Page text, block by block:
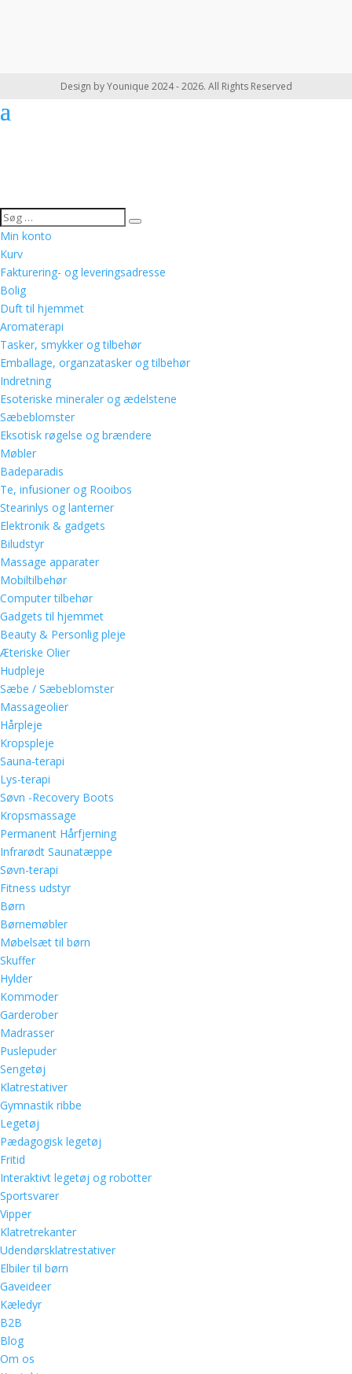
Design by Younique 2024 - 2026. All Rights Reserved
Min konto
Kurv
Fakturering- og leveringsadresse
Bolig
Duft til hjemmet
Aromaterapi
Tasker, smykker og tilbehør
Emballage, organzatasker og tilbehør
Indretning
Esoteriske mineraler og ædelstene
Sæbeblomster
Eksotisk røgelse og brændere
Møbler
Badeparadis
Te, infusioner og Rooibos
Stearinlys og lanterner
Elektronik & gadgets
Biludstyr
Massage apparater
Mobiltilbehør
Computer tilbehør
Gadgets til hjemmet
Beauty & Personlig pleje
Æteriske Olier
Hudpleje
Sæbe / Sæbeblomster
Massageolier
Hårpleje
Kropspleje
Sauna-terapi
Lys-terapi
Søvn -Recovery Boots
Kropsmassage
Permanent Hårfjerning
Infrarødt Saunatæppe
Søvn-terapi
Fitness udstyr
Børn
Børnemøbler
Møbelsæt til børn
Skuffer
Hylder
Kommoder
Garderober
Madrasser
Puslepuder
Sengetøj
Klatrestativer
Gymnastik ribbe
Legetøj
Pædagogisk legetøj
Fritid
Interaktivt legetøj og robotter
Sportsvarer
Vipper
Klatretrekanter
Udendørsklatrestativer
Elbiler til børn
Gaveideer
Kæledyr
B2B
Blog
Om os